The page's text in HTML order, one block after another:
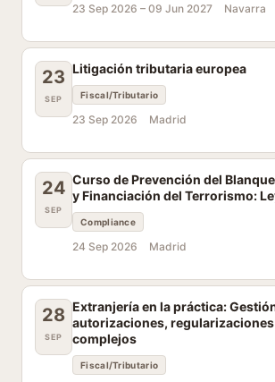
23 Sep 2026 – 09 Jun 2027 Navarra
23
SEP
Litigación tributaria europea
Fiscal/Tributario
23 Sep 2026 Madrid
24
SEP
Curso de Prevención del
y Financiación del Terrorismo:
Compliance
24 Sep 2026 Madrid
28
SEP
Extranjería en la práctica:
autorizaciones,
complejos
Fiscal/Tributario